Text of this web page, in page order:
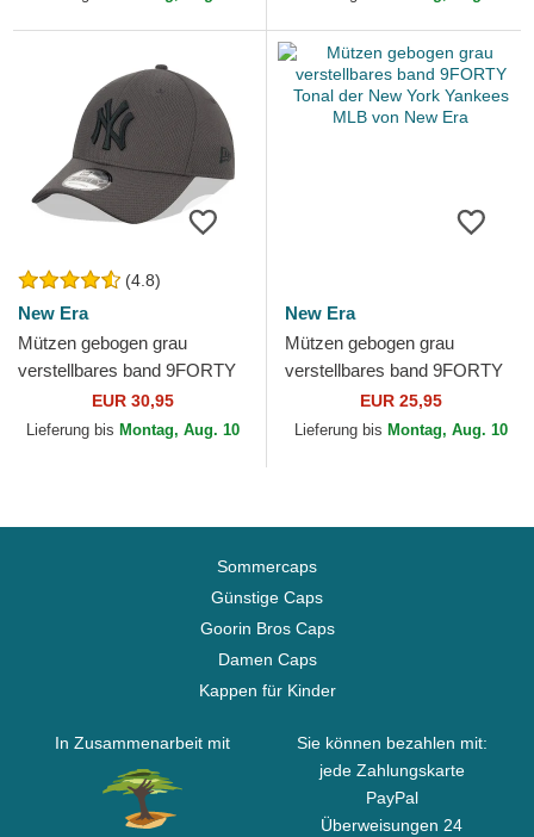
(4.8)
New Era
Mützen gebogen grau
verstellbares band 9FORTY
Diamond Era der New York
Yankees MLB von New Era
EUR 30,95
Lieferung bis Montag, Aug. 10
New Era
Mützen gebogen grau
verstellbares band 9FORTY
Tonal der New York Yankees
MLB von New Era
EUR 25,95
Lieferung bis Montag, Aug. 10
Sommercaps
Günstige Caps
Goorin Bros Caps
Damen Caps
Kappen für Kinder
In Zusammenarbeit mit
Sie können bezahlen mit:
jede Zahlungskarte
PayPal
Überweisungen 24